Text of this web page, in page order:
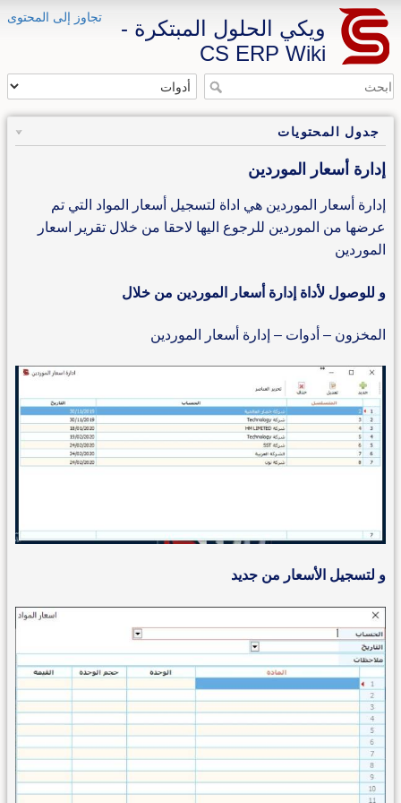
تجاوز إلى المحتوى
ويكي الحلول المبتكرة -
CS ERP Wiki
جدول المحتويات
إدارة أسعار الموردين
إدارة أسعار الموردين هي اداة لتسجيل أسعار المواد التي تم
عرضها من الموردين للرجوع اليها لاحقا من خلال تقرير اسعار
الموردين
و للوصول لأداة إدارة أسعار الموردين من خلال
المخزون – أدوات – إدارة أسعار الموردين
و لتسجيل الأسعار من جديد